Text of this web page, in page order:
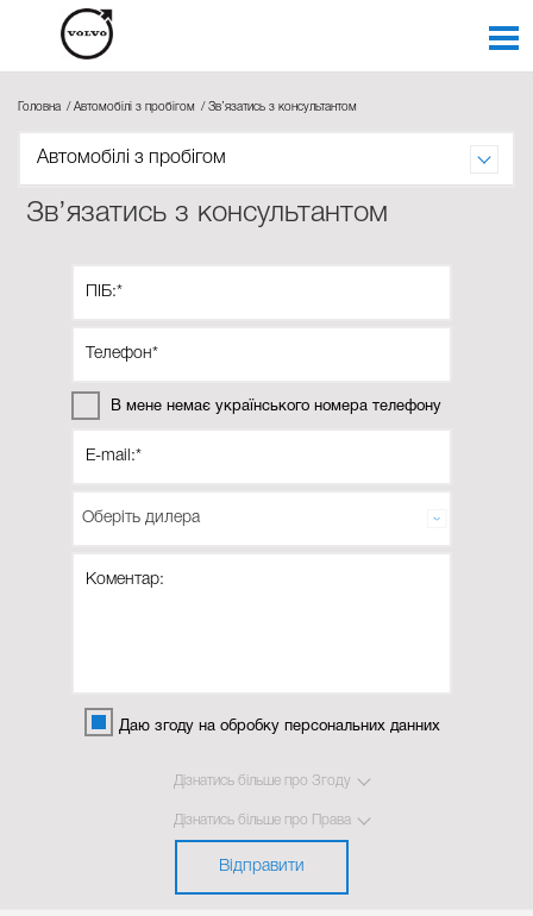
Головна Автомобілі з пробігом Зв’язатись з консультантом
Автомобілі з пробігом
Зв’язатись з консультантом
В мене немає українського номера телефону
Даю згоду на обробку персональних данних
Дізнатись більше про Згоду
Дізнатись більше про Права
Відправити